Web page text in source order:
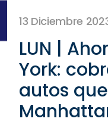
13 Diciembre
LUN |
York:
autos